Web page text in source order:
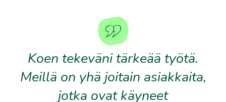
Koen tekeväni tärkeää työtä.
Meillä on yhä joitain asiakkaita,
jotka ovat käyneet